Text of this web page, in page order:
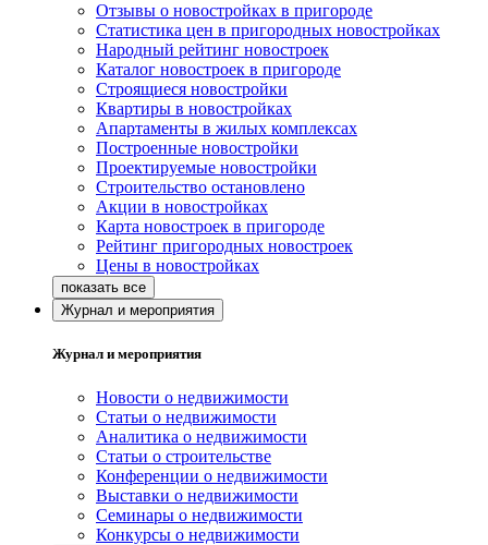
Отзывы о новостройках в пригороде
Статистика цен в пригородных новостройках
Народный рейтинг новостроек
Каталог новостроек в пригороде
Строящиеся новостройки
Квартиры в новостройках
Апартаменты в жилых комплексах
Построенные новостройки
Проектируемые новостройки
Строительство остановлено
Акции в новостройках
Карта новостроек в пригороде
Рейтинг пригородных новостроек
Цены в новостройках
Журнал и мероприятия
Журнал и мероприятия
Новости о недвижимости
Статьи о недвижимости
Аналитика о недвижимости
Статьи о строительстве
Конференции о недвижимости
Выставки о недвижимости
Семинары о недвижимости
Конкурсы о недвижимости